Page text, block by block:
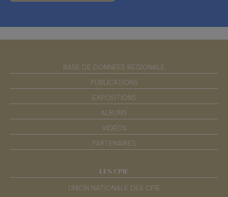
BASE DE DONNÉES RÉGIONALE
PUBLICATIONS
EXPOSITIONS
ALBUMS
VIDÉOS
PARTENAIRES
LES CPIE
UNION NATIONALE DES CPIE